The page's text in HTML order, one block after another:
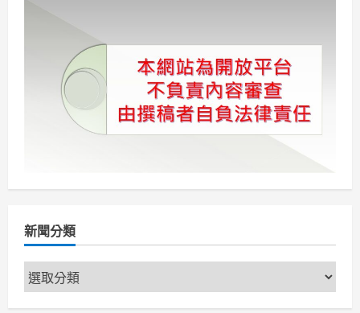
傳
警：
強
化
念
頁
新聞分類
新
聞